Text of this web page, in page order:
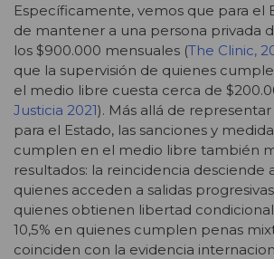
Específicamente, vemos que para el
de mantener a una persona privada
los $900.000 mensuales (The Clinic,
que la supervisión de quienes
el medio libre cuesta cerca de
Justicia 2021). Más allá de
para el Estado, las sanciones y
cumplen en el medio libre también
resultados: la reincidencia desciende
quienes acceden a salidas
quienes obtienen libertad
10,5% en quienes cumplen penas
coinciden con la evidencia